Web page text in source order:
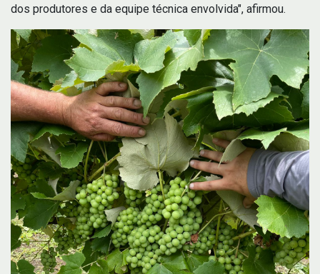
dos produtores e da equipe técnica envolvida", afirmou.